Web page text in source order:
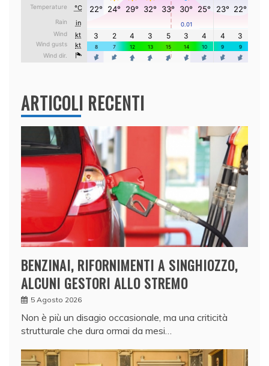
ARTICOLI RECENTI
BENZINAI, RIFORNIMENTI A SINGHIOZZO,
ALCUNI GESTORI ALLO STREMO
5 Agosto 2026
Non è più un disagio occasionale, ma una criticità
strutturale che dura ormai da mesi…